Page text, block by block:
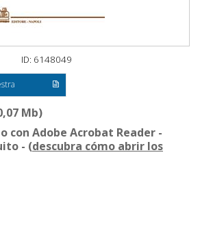
ID: 6148049
Mb)
con Adobe Acrobat Reader -
- (descubra cómo abrir los